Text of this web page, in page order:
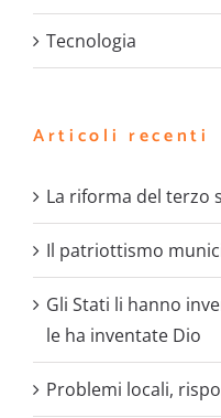
Tecnologia
Articoli recenti
La riforma del terzo
Il patriottismo
Gli Stati li hanno
le ha inventate Dio
Problemi locali,